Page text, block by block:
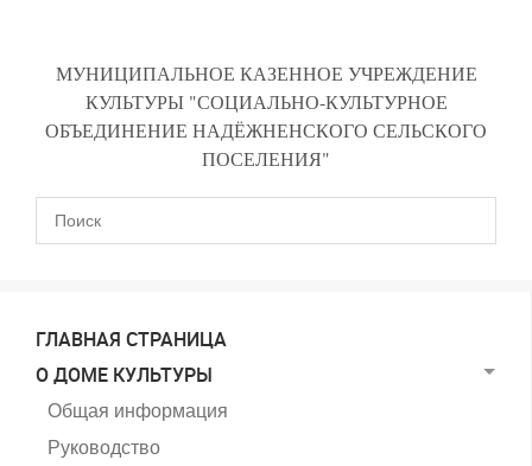
МУНИЦИПАЛЬНОЕ КАЗЕННОЕ УЧРЕЖДЕНИЕ
КУЛЬТУРЫ "СОЦИАЛЬНО-КУЛЬТУРНОЕ
ОБЪЕДИНЕНИЕ НАДЁЖНЕНСКОГО СЕЛЬСКОГО
ПОСЕЛЕНИЯ"
ГЛАВНАЯ СТРАНИЦА
О ДОМЕ КУЛЬТУРЫ
Общая информация
Руководство